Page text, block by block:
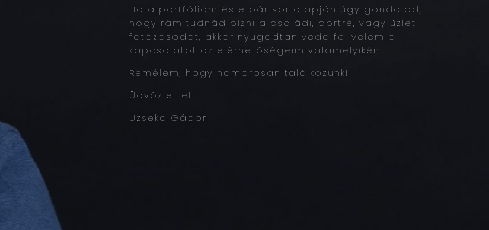
Ha a portfólióm és e pár sor alapján úgy gondolod,
hogy rám tudnád bízni a családi, portré, vagy üzleti
fotózásodat, akkor nyugodtan vedd fel velem a
kapcsolatot az elérhetőségeim valamelyikén.
Remélem, hogy hamarosan találkozunk!
Üdvözlettel:
Uzseka Gábor